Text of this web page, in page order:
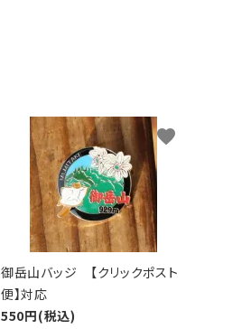
御岳山バッジ 【クリックポスト
便】対応
550円(税込)
favorite